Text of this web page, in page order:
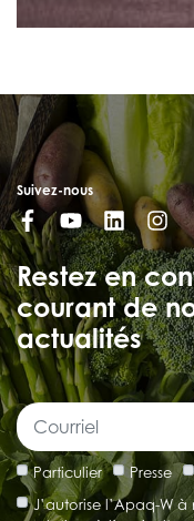
Restez en
courant de
actualités
Suivez-nous
Particulier Presse
J’autorise l’Apaq-W